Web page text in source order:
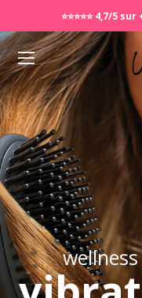
🚚 Livraison Offerte dès
⭐️⭐️⭐️⭐️⭐️ 4,7/5
🎁 Des cadeaux